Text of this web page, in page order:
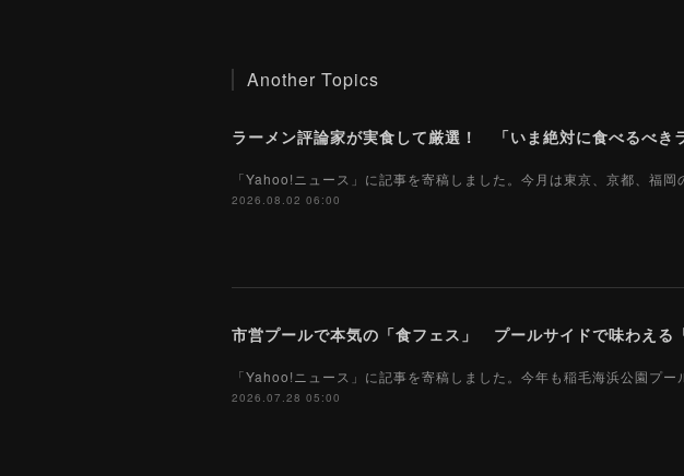
Another Topics
「Yahoo!ニュース」に記事を寄稿しました。今月は東京、京都、福岡
2026.08.02 06:00
市営プールで本気の「食フェス」 プールサイドで味わえ
「Yahoo!ニュース」に記事を寄稿しました。今年も稲毛海浜公園プー
2026.07.28 05:00